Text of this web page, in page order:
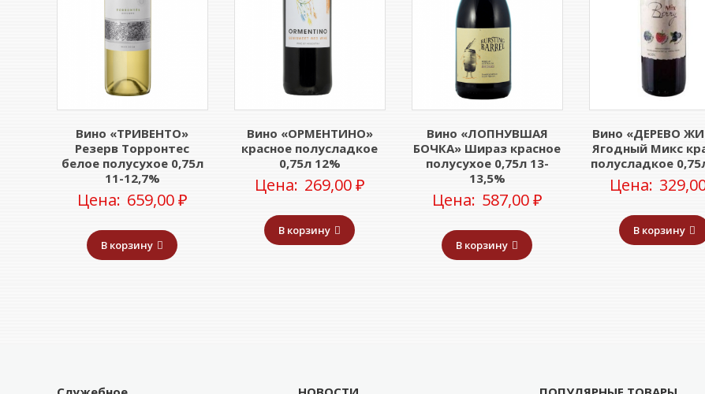
Вино «ТРИВЕНТО»
Резерв Торронтес
белое полусухое 0,75л
11-12,7%
Цена: 659,00₽
В корзину
Вино «ОРМЕНТИНО»
красное полусладкое
0,75л 12%
Цена: 269,00₽
В корзину
Вино «ЛОПНУВШАЯ
БОЧКА» Шираз красное
полусухое 0,75л 13-
13,5%
Цена: 587,00₽
В корзину
Вино «ДЕРЕВО
Ягодный Микс
полусладкое
Цена:
В корзину